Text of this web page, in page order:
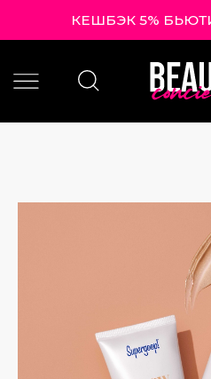
КЕШБЭК 5% БЬЮТИ БАЛЛА